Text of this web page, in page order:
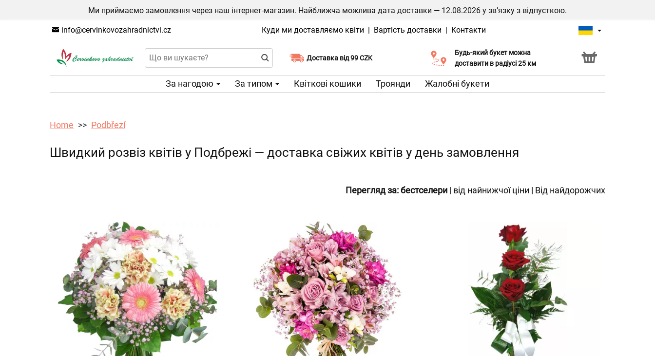
Ми приймаємо замовлення через наш інтернет-магазин. Найближча можлива дата доставки — 12.08.2026 у зв’язку з відпусткою.
info@cervinkovozahradnictvi.cz Куди ми доставляємо квіти | Вартість доставки | Контакти
Доставка від 99 CZK
Виберіть дату доставки
Будь-який букет можна
доставити в радіусі 25 км
Послуга Click & Collect
За нагодою За типом Квіткові кошики Троянди Жалобні букети
Home Podbřezí
Швидкий розвіз квітів у Подбрежі — доставка свіжих квітів у день замовлення
Перегляд за:бестселери | від найнижчої ціни | Від найдорожчих